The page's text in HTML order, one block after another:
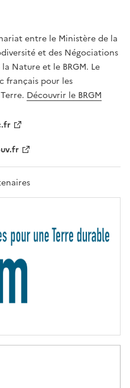
T
É
,
É
G
A
L
F
A
T
R
T
É
entre le Ministère de la
et des Négociations
Nature et le BRGM. Le
français pour les
Découvrir le BRGM